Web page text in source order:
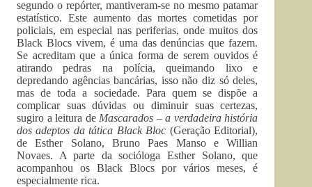
segundo o repórter, mantiveram-se no mesmo patamar
estatístico. Este aumento das mortes cometidas por
policiais, em especial nas periferias, onde muitos dos
Black Blocs vivem, é uma das denúncias que fazem.
Se acreditam que a única forma de serem ouvidos é
atirando pedras na polícia, queimando lixo e
depredando agências bancárias, isso não diz só deles,
mas de toda a sociedade. Para quem se dispõe a
complicar suas dúvidas ou diminuir suas certezas,
sugiro a leitura de Mascarados – a verdadeira história
dos adeptos da tática Black Bloc (Geração Editorial),
de Esther Solano, Bruno Paes Manso e Willian
Novaes. A parte da socióloga Esther Solano, que
acompanhou os Black Blocs por vários meses, é
especialmente rica.